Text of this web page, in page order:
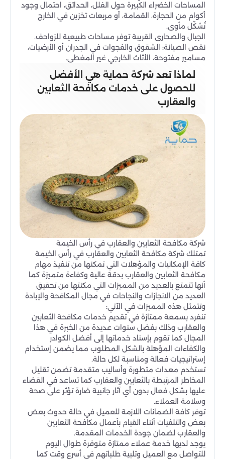
المساحات الخضراء الكبيرة حول الفلل، الحدائق، احتمال وجود
أكوام من الحجارة، القمامة، أو مربعات تخزين في الخارج
تُشكّل مأوى.
الجبال والصحارى القريبة توفر مساحات طبيعية للزواحف.
نقص الصيانة: الشقوق والفجوات في الجدران أو الأرضيات،
مسامير مفتوحة، الأثاث الخارجي غير المغطى.
لماذا تعد شركة حماية هي الأفضل
للحصول على خدمات مكافحة الثعابين
والعقارب
شركة مكافحة الثعابين والعقارب في رأس الخيمة
تمتلك شركة مكافحة الثعابين والعقارب في رأس الخيمة
كافة الإمكانيات والمؤهلات التي تمكنها من تنفيذ مهام
مكافحة الثعابين والعقارب بدقة عالية وكفاءة متميزة كما
أنها تتمتع بالعديد من المميزات التي مكنتها من تحقيق
العديد من الانجازات والنجاحات في مجال المكافحة والإبادة
وتتمثل هذه المميزات في الآتي:
تنفرد بسمعة ممتازة في تقديم خدمات مكافحة الثعابين
والعقارب وذلك بفضل سنوات عديدة من الخبرة في هذا
المجال كما تقوم بإسناد خدماتها إلى أفضل الكوادر
والكفاءات المؤهلة بالشكل المطلوب مما يضمن إستخدام
إستراتيجيات فعالة ومناسبة لكل حالة.
تستخدم معدات متطورة وأساليب متقدمة تضمن تقليل
المخاطر المرتبطة بالثعابين والعقارب كما تساعد في القضاء
عليها بشكل فعال بدون أي آثار جانبية ضارة تؤثر على صحة
وسلامة العملاء.
توفر كافة الضمانات اللازمة للعميل في حالة حدوث بعض
بعض والتلفيات أثناء القيام بأعمال مكافحة الثعابين
والعقارب لضمان جودة الخدمات المقدمة.
يوجد لديها خدمة عملاء ممتازة متوفرة طوال اليوم
للتواصل مع العميل وتلبية طلباتهم في أسرع وقت كما